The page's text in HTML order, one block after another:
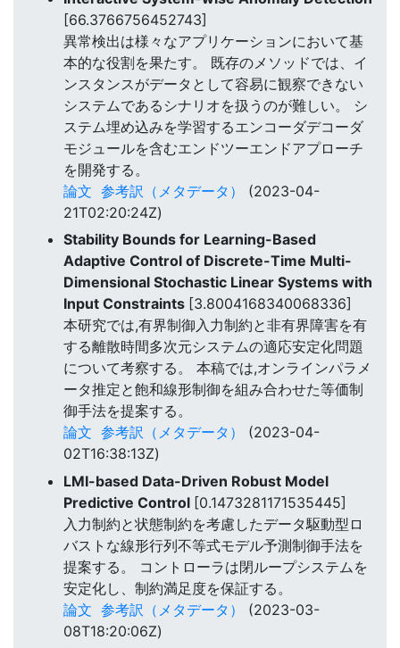
[66.3766756452743]
異常検出は様々なアプリケーションにおいて基
本的な役割を果たす。 既存のメソッドでは、イ
ンスタンスがデータとして容易に観察できない
システムであるシナリオを扱うのが難しい。 シ
ステム埋め込みを学習するエンコーダデコーダ
モジュールを含むエンドツーエンドアプローチ
を開発する。
論文 参考訳（メタデータ）
(2023-04-
21T02:20:24Z)
Stability Bounds for Learning-Based
Adaptive Control of Discrete-Time Multi-
Dimensional Stochastic Linear Systems with
Input Constraints [3.8004168340068336]
本研究では,有界制御入力制約と非有界障害を有
する離散時間多次元システムの適応安定化問題
について考察する。 本稿では,オンラインパラメ
ータ推定と飽和線形制御を組み合わせた等価制
御手法を提案する。
論文 参考訳（メタデータ）
(2023-04-
02T16:38:13Z)
LMI-based Data-Driven Robust Model
Predictive Control [0.1473281171535445]
入力制約と状態制約を考慮したデータ駆動型ロ
バストな線形行列不等式モデル予測制御手法を
提案する。 コントローラは閉ループシステムを
安定化し、制約満足度を保証する。
論文 参考訳（メタデータ）
(2023-03-
08T18:20:06Z)